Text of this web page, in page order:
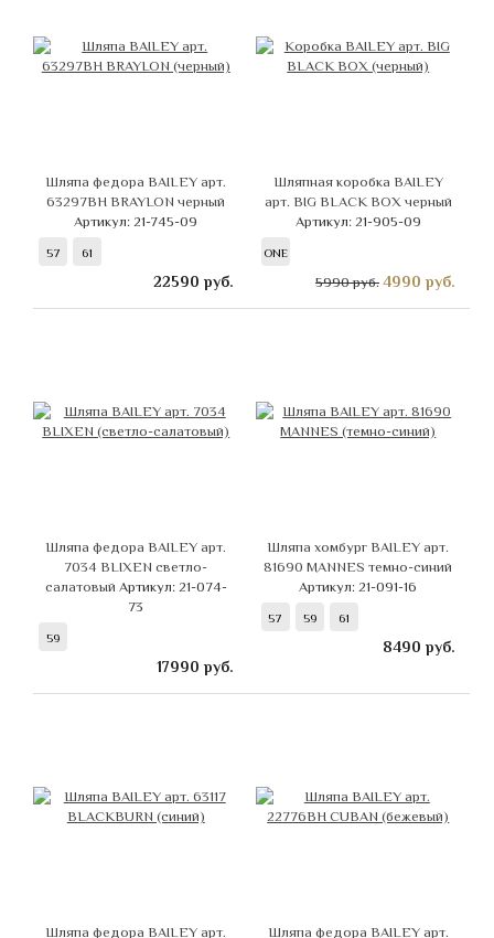
Шляпа федора BAILEY арт.
63297BH BRAYLON черный
Артикул: 21-745-09
57 61
22590 руб.
Шляпная коробка BAILEY
арт. BIG BLACK BOX черный
Артикул: 21-905-09
ONE
5990 руб. 4990 руб.
Шляпа федора BAILEY арт.
7034 BLIXEN светло-
салатовый Артикул: 21-074-
73
59
17990 руб.
Шляпа хомбург BAILEY арт.
81690 MANNES темно-синий
Артикул: 21-091-16
57 59 61
8490 руб.
Шляпа федора BAILEY арт.
Шляпа федора BAILEY арт.